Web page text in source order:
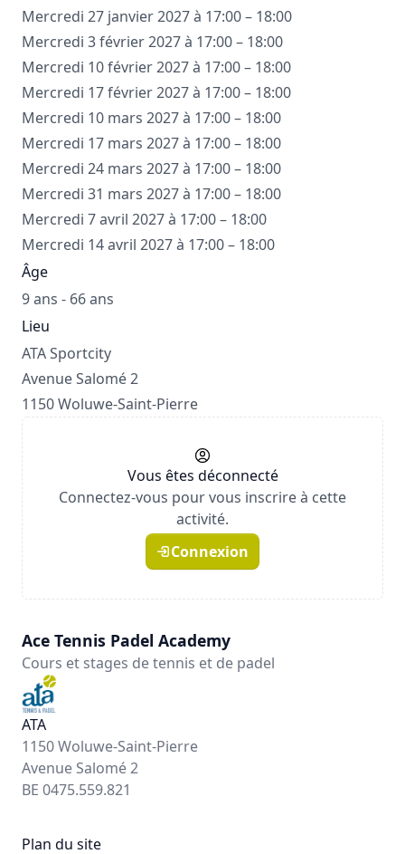
Mercredi 27 janvier 2027 à 17:00 – 18:00
Mercredi 3 février 2027 à 17:00 – 18:00
Mercredi 10 février 2027 à 17:00 – 18:00
Mercredi 17 février 2027 à 17:00 – 18:00
Mercredi 10 mars 2027 à 17:00 – 18:00
Mercredi 17 mars 2027 à 17:00 – 18:00
Mercredi 24 mars 2027 à 17:00 – 18:00
Mercredi 31 mars 2027 à 17:00 – 18:00
Mercredi 7 avril 2027 à 17:00 – 18:00
Mercredi 14 avril 2027 à 17:00 – 18:00
Âge
9 ans - 66 ans
Lieu
ATA Sportcity
Avenue Salomé 2
1150 Woluwe-Saint-Pierre
Vous êtes déconnecté
Connectez-vous pour vous inscrire à cette
activité.
Connexion
Ace Tennis Padel Academy
Cours et stages de tennis et de padel
ATA
1150 Woluwe-Saint-Pierre
Avenue Salomé 2
BE 0475.559.821
Plan du site